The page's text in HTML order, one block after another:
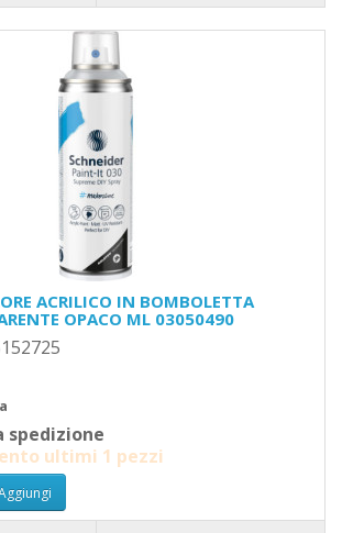
ACRILICO IN BOMBOLETTA
OPACO ML 03050490
spedizione
ultimi 1 pezzi